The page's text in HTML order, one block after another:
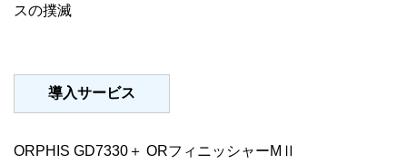
スの撲滅
導入サービス
ORPHIS GD7330＋ ORフィニッシャーMⅡ